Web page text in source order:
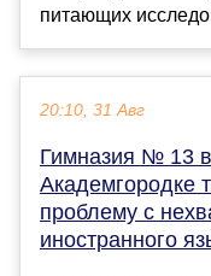
питающих
20:10, 31 Авг
Гимназия № 13
Академгородке
проблему с
иностранного